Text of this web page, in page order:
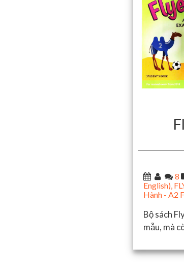
8
English),
Hành - A2
Bộ sách
mẫu, mà